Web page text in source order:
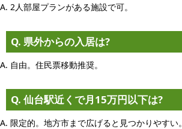
A. 2人部屋プランがある施設で可。
Q. 県外からの入居は?
A. 自由。住民票移動推奨。
Q. 仙台駅近くで月15万円以下は?
A. 限定的。地方市まで広げると見つかりやすい。